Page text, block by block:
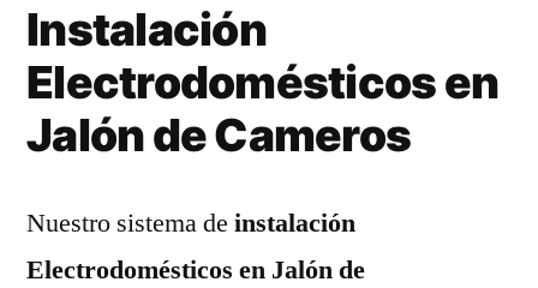
Instalación
Electrodomésticos en
Jalón de Cameros
Nuestro sistema de instalación
Electrodomésticos en Jalón de